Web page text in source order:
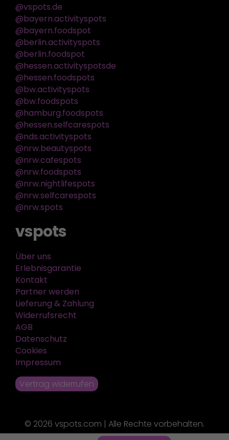
@vspots.de
@bayern.activityspots
@bayern.foodspot
@berlin.activityspots
@berlin.foodspot
@hessen.activityspotsde
@hessen.foodspots
@bw.activityspots
@bw.foodspots
@hamburg.foodspots
@hessen.selfcarespots
@nds.activityspots
@nrw.beautyspots
@nrw.cafespots
@nrw.foodspots
@nrw.nightlifespots
@nrw.selfcarespots
@nrw.spots
vspots
Über uns
Erlebnisgarantie
Kontakt
Partner werden
Lieferung & Zahlung
Widerrufsrecht
AGB
Datenschutz
Cookies
Impressum
Vertrag widerrufen
© 2026 vspots.com | Alle Rechte vorbehalten.